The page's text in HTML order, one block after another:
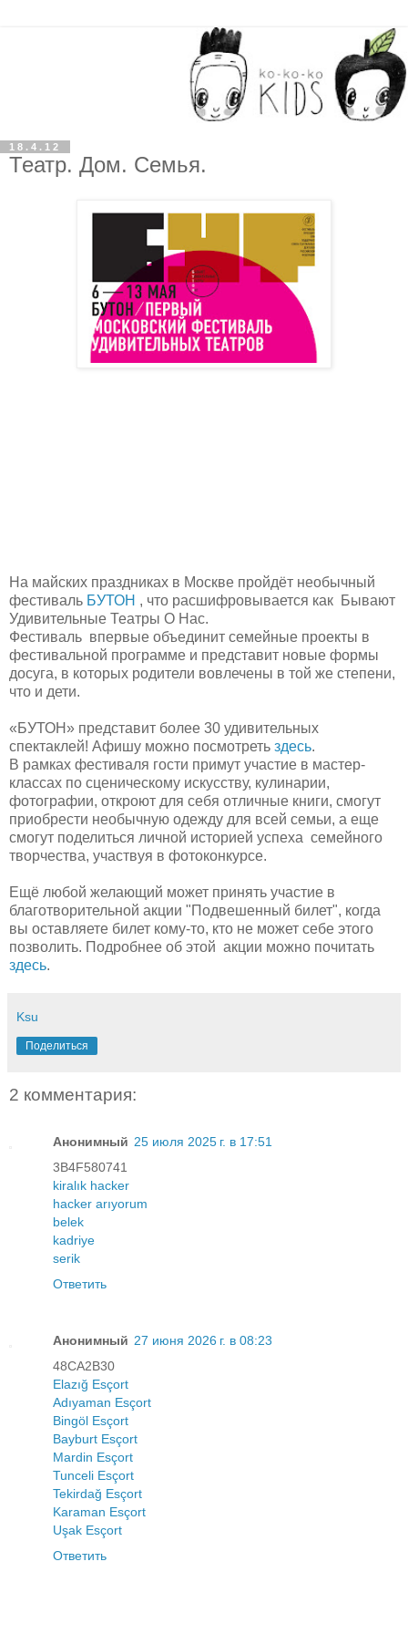
18.4.12
Театр. Дом. Семья.
На майских праздниках в Москве пройдёт необычный
фестиваль БУТОН , что расшифровывается как Бывают
Удивительные Театры О Нас.
Фестиваль впервые объединит семейные проекты в
фестивальной программе и представит новые формы
досуга, в которых родители вовлечены в той же степени,
что и дети.
«БУТОН» представит более 30 удивительных
спектаклей! Афишу можно посмотреть здесь.
В рамках фестиваля гости примут участие в мастер-
классах по сценическому искусству, кулинарии,
фотографии, откроют для себя отличные книги, смогут
приобрести необычную одежду для всей семьи, а еще
смогут поделиться личной историей успеха семейного
творчества, участвуя в фотоконкурсе.
Ещё любой желающий может принять участие в
благотворительной акции "Подвешенный билет", когда
вы оставляете билет кому-то, кто не может себе этого
позволить. Подробнее об этой акции можно почитать
здесь.
Ksu
Поделиться
2 комментария:
Анонимный 25 июля 2025 г. в 17:51
3B4F580741
kiralık hacker
hacker arıyorum
belek
kadriye
serik
Ответить
Анонимный 27 июня 2026 г. в 08:23
48CA2B30
Elazığ Esçort
Adıyaman Esçort
Bingöl Esçort
Bayburt Esçort
Mardin Esçort
Tunceli Esçort
Tekirdağ Esçort
Karaman Esçort
Uşak Esçort
Ответить